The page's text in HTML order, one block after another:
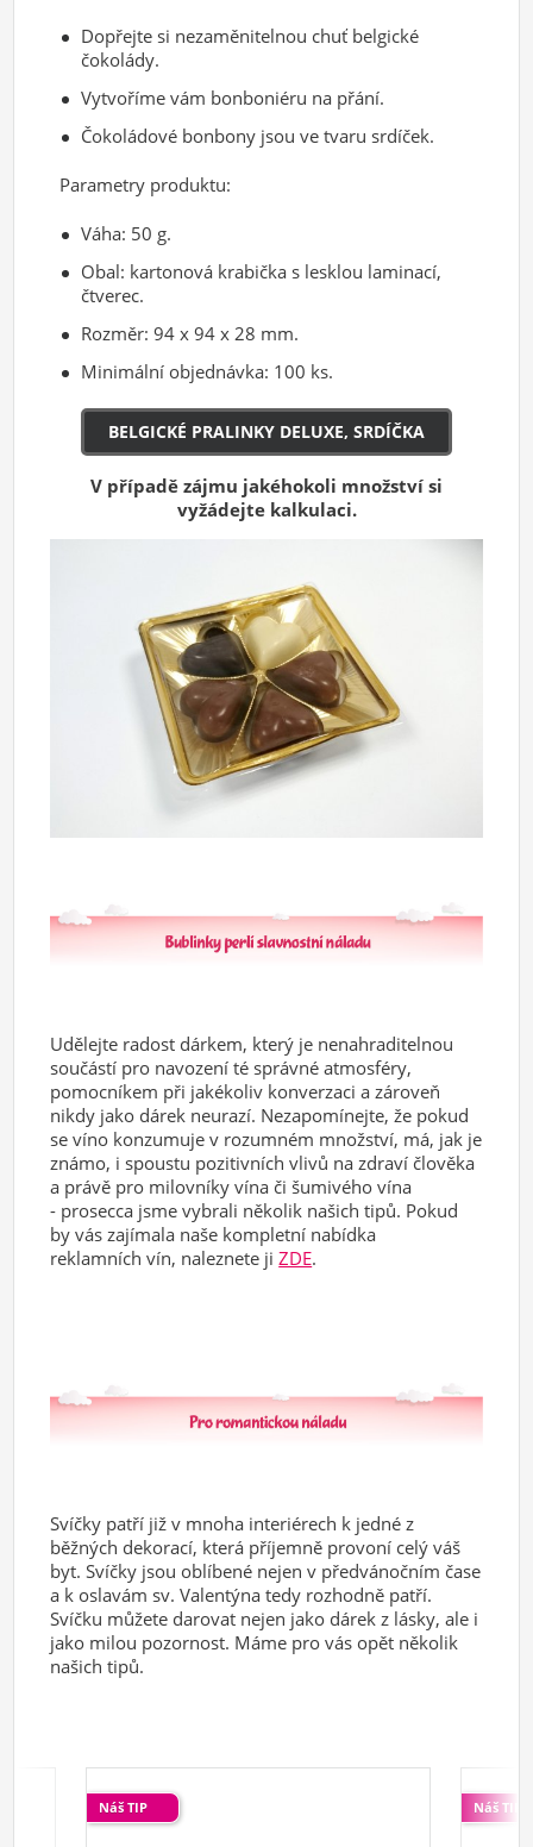
Dopřejte si nezaměnitelnou chuť belgické
čokolády.
Vytvoříme vám bonboniéru na přání.
Čokoládové bonbony jsou ve tvaru srdíček.
Parametry produktu:
Váha: 50 g.
Obal: kartonová krabička s lesklou laminací,
čtverec.
Rozměr: 94 x 94 x 28 mm.
Minimální objednávka: 100 ks.
BELGICKÉ PRALINKY DELUXE, SRDÍČKA
V případě zájmu jakéhokoli množství si
vyžádejte kalkulaci.
Udělejte radost dárkem, který je nenahraditelnou
součástí pro navození té správné atmosféry,
pomocníkem při jakékoliv konverzaci a zároveň
nikdy jako dárek neurazí. Nezapomínejte, že pokud
se víno konzumuje v rozumném množství, má, jak je
známo, i spoustu pozitivních vlivů na zdraví člověka
a právě pro milovníky vína či šumivého vína
- prosecca jsme vybrali několik našich tipů. Pokud
by vás zajímala naše kompletní nabídka
reklamních vín, naleznete jiZDE.
Svíčky patří již v mnoha interiérech k jedné z
běžných dekorací, která příjemně provoní celý váš
byt. Svíčky jsou oblíbené nejen v předvánočním čase
a k oslavám sv. Valentýna tedy rozhodně patří.
Svíčku můžete darovat nejen jako dárek z lásky, ale i
jako milou pozornost. Máme pro vás opět několik
našich tipů.
Náš TIP Náš TIP